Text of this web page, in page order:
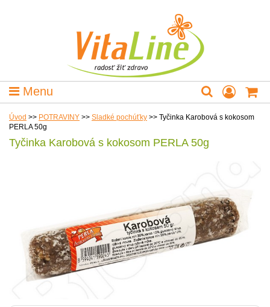
Menu
Úvod >> POTRAVINY >> Sladké pochúťky >> Tyčinka Karobová s kokosom
PERLA 50g
Tyčinka Karobová s kokosom PERLA 50g